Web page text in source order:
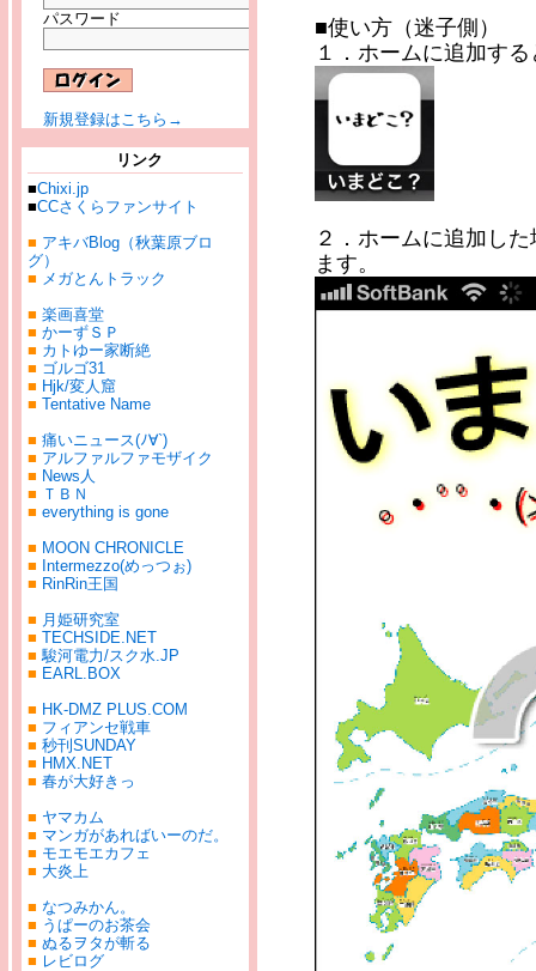
パスワード
新規登録はこちら→
リンク
■Chixi.jp
■CCさくらファンサイト
■ アキバBlog（秋葉原ブロ
グ）
■ メガとんトラック
■ 楽画喜堂
■ かーずＳＰ
■ カトゆー家断絶
■ ゴルゴ31
■ Hjk/変人窟
■ Tentative Name
■ 痛いニュース(ﾉ∀`)
■ アルファルファモザイク
■ News人
■ ＴＢＮ
■ everything is gone
■ MOON CHRONICLE
■ Intermezzo(めっつぉ)
■ RinRin王国
■ 月姫研究室
■ TECHSIDE.NET
■駿河電力/スク水.JP
■ EARL.BOX
■ HK-DMZ PLUS.COM
■ フィアンセ戦車
■ 秒刊SUNDAY
■ HMX.NET
■ 春が大好きっ
■ ヤマカム
■ マンガがあればいーのだ。
■ モエモエカフェ
■ 大炎上
■ なつみかん。
■ うぱーのお茶会
■ ぬるヲタが斬る
■ レビログ
■使い方（迷子側）
１．ホームに追加す
２．ホームに追加し
ます。